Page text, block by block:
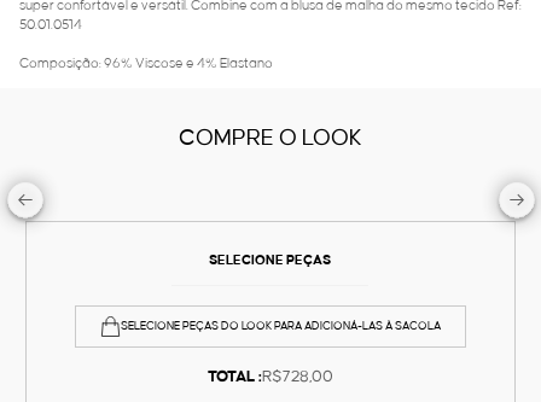
super confortável e versátil. Combine com a blusa de malha do mesmo tecido Ref:
50.01.0514
Composição: 96% Viscose e 4% Elastano
COMPRE O LOOK
SELECIONE PEÇAS
SELECIONE PEÇAS DO LOOK PARA ADICIONÁ-LAS À SACOLA
TOTAL :R$728,00